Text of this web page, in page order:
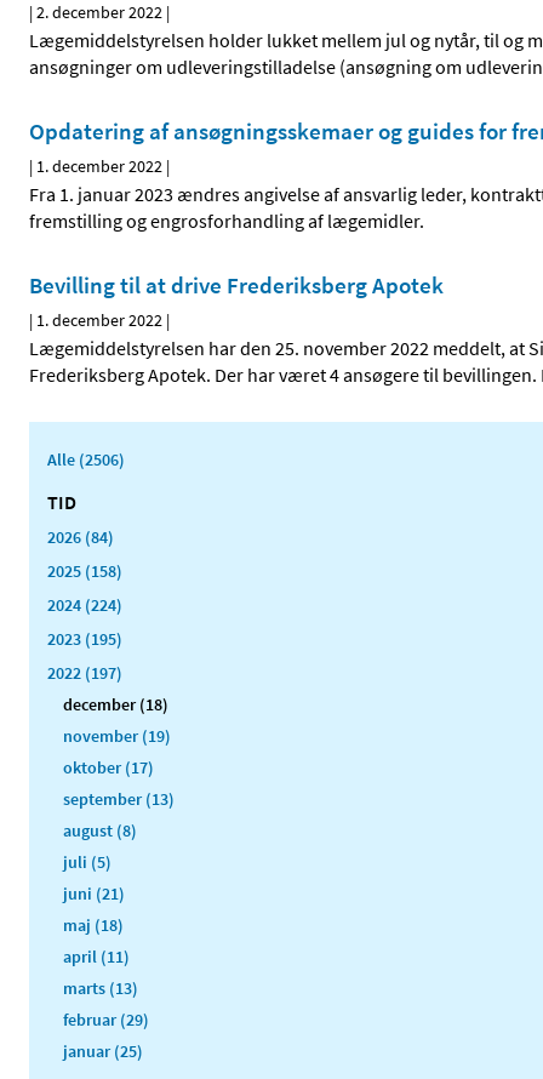
|2. december 2022 |
Lægemiddelstyrelsen holder lukket mellem jul og nytår, til og
ansøgninger om udleveringstilladelse (ansøgning om
Opdatering af ansøgningsskemaer og guides for
| 1. december 2022 |
Fra 1. januar 2023 ændres angivelse af ansvarlig leder,
fremstilling og engrosforhandling af lægemidler.
Bevilling til at drive Frederiksberg Apotek
| 1. december 2022 |
Lægemiddelstyrelsen har den 25. november 2022 meddelt, at
Frederiksberg Apotek. Der har været 4 ansøgere til bevillingen.
Alle (2506)
TID
2026 (84)
2025 (158)
2024 (224)
2023 (195)
2022 (197)
december (18)
november (19)
oktober (17)
september (13)
august (8)
juli (5)
juni (21)
maj (18)
april (11)
marts (13)
februar (29)
januar (25)